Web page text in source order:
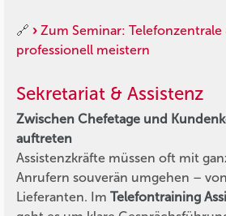
🔗
Zum Seminar: Telefonzentrale
professionell meistern
Sekretariat & Assistenz
Zwischen Chefetage und
auftreten
Assistenzkräfte müssen oft mit
Anrufern souverän umgehen –
Lieferanten. Im Telefontraining